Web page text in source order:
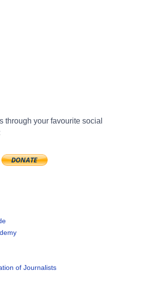
through your favourite social
of Journalists